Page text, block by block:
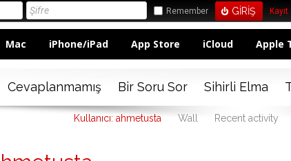
Remember Kayıt
Mac iPhone/iPad App Store iCloud Apple
Cevaplanmamış Bir Soru Sor Sihirli Elma
Kullanıcı: ahmetusta Wall Recent activity